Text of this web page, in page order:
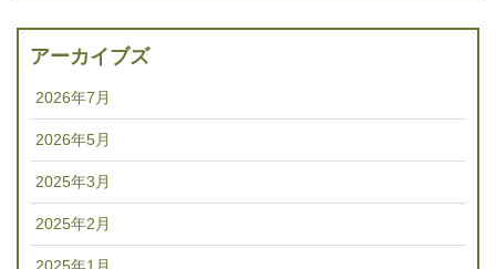
アーカイブズ
2026年7月
2026年5月
2025年3月
2025年2月